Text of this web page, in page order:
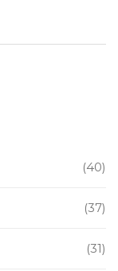
(40)
(37)
(31)